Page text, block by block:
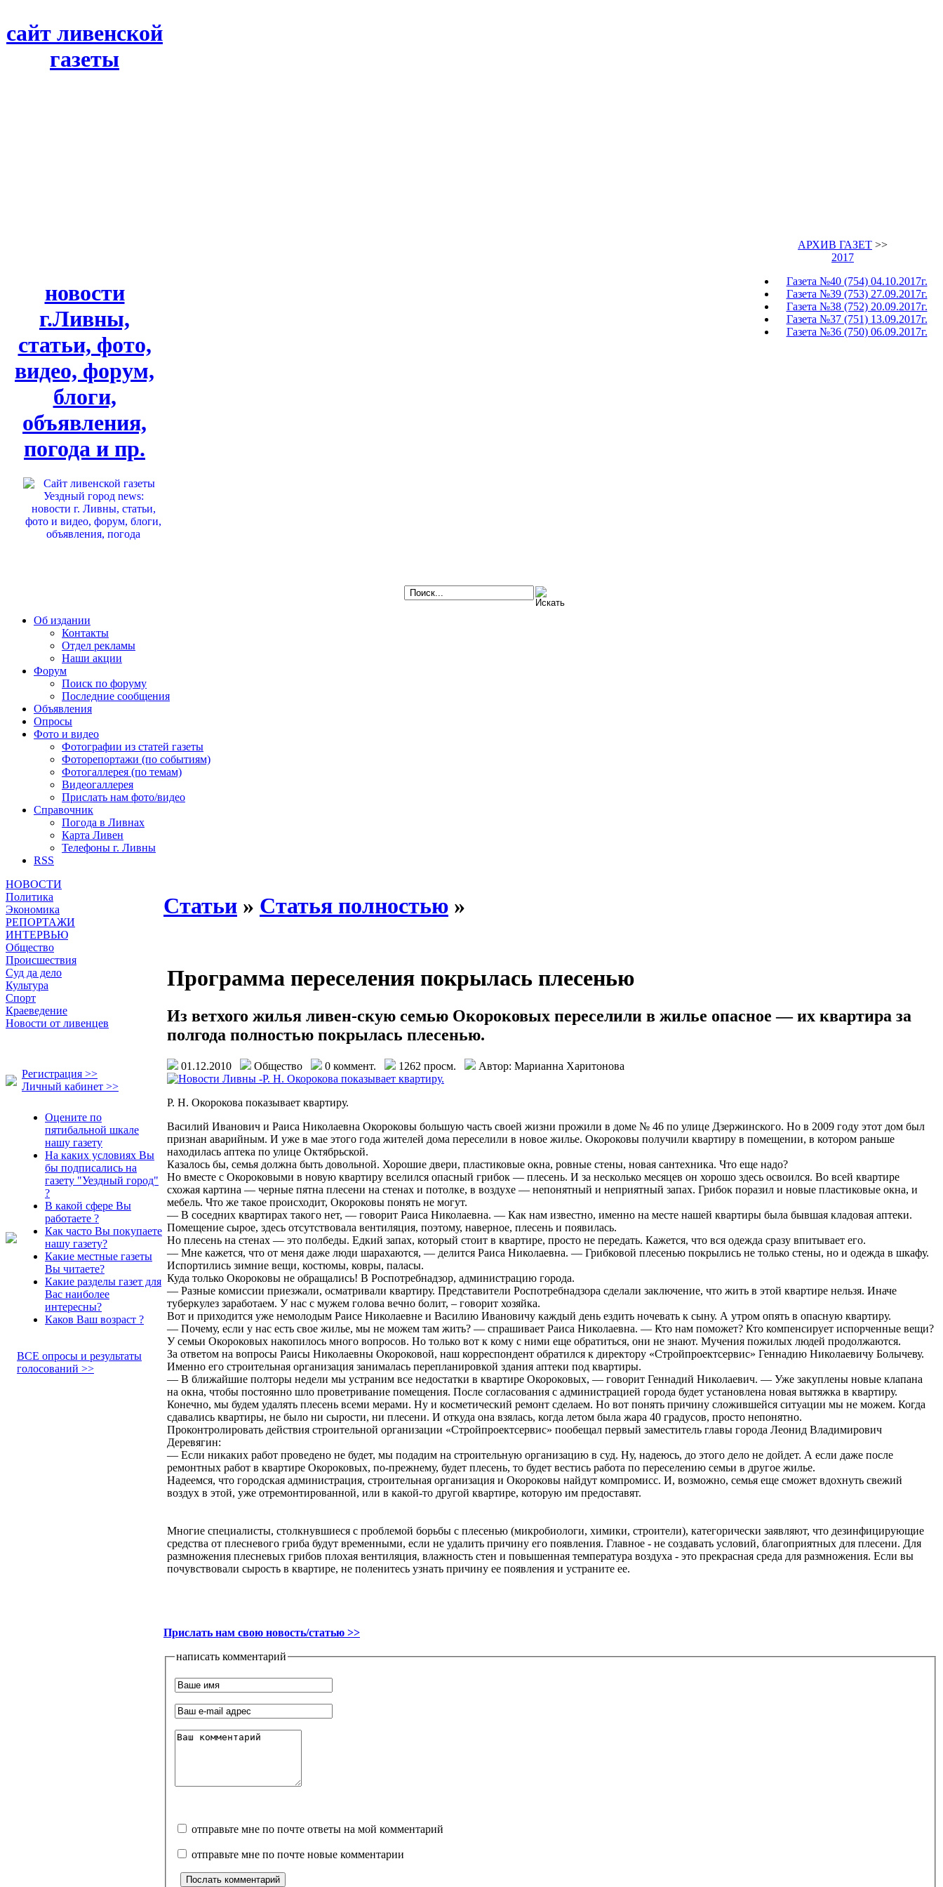
сайт ливенской
газеты
новости
г.Ливны,
статьи, фото,
видео, форум,
блоги,
объявления,
погода и пр.
АРХИВ ГАЗЕТ >>
2017
Газета №40 (754) 04.10.2017г.
Газета №39 (753) 27.09.2017г.
Газета №38 (752) 20.09.2017г.
Газета №37 (751) 13.09.2017г.
Газета №36 (750) 06.09.2017г.
Об издании
Контакты
Отдел рекламы
Наши акции
Форум
Поиск по форуму
Последние сообщения
Объявления
Опросы
Фото и видео
Фотографии из статей газеты
Фоторепортажи (по событиям)
Фотогаллерея (по темам)
Видеогаллерея
Прислать нам фото/видео
Справочник
Погода в Ливнах
Карта Ливен
Телефоны г. Ливны
RSS
НОВОСТИ
Политика
Экономика
РЕПОРТАЖИ
ИНТЕРВЬЮ
Общество
Происшествия
Суд да дело
Культура
Спорт
Краеведение
Новости от ливенцев
Регистрация >>
Личный кабинет >>
Оцените по
пятибальной шкале
нашу газету
На каких условиях Вы
бы подписались на
газету "Уездный город"
?
В какой сфере Вы
работаете ?
Как часто Вы покупаете
нашу газету?
Какие местные газеты
Вы читаете?
Какие разделы газет для
Вас наиболее
интересны?
Каков Ваш возраст ?
ВСЕ опросы и результаты
голосований >>
Статьи » Статья полностью »
Программа переселения покрылась плесенью
Из ветхого жилья ливен-скую семью Окороковых переселили в жилье опасное — их квартира за
полгода полностью покрылась плесенью.
01.12.2010 Общество 0 коммент. 1262 просм. Автор: Марианна Харитонова
Р. Н. Окорокова показывает квартиру.
Василий Иванович и Раиса Николаевна Окороковы большую часть своей жизни прожили в доме № 46 по улице Дзержинского. Но в 2009 году этот дом был
признан аварийным. И уже в мае этого года жителей дома переселили в новое жилье. Окороковы получили квартиру в помещении, в котором раньше
находилась аптека по улице Октябрьской.
Казалось бы, семья должна быть довольной. Хорошие двери, пластиковые окна, ровные стены, новая сантехника. Что еще надо?
Но вместе с Окороковыми в новую квартиру вселился опасный грибок — плесень. И за несколько месяцев он хорошо здесь освоился. Во всей квартире
схожая картина — черные пятна плесени на стенах и потолке, в воздухе — непонятный и неприятный запах. Грибок поразил и новые пластиковые окна, и
мебель. Что же такое происходит, Окороковы понять не могут.
— В соседних квартирах такого нет, — говорит Раиса Николаевна. — Как нам известно, именно на месте нашей квартиры была бывшая кладовая аптеки.
Помещение сырое, здесь отсутствовала вентиляция, поэтому, наверное, плесень и появилась.
Но плесень на стенах — это полбеды. Едкий запах, который стоит в квартире, просто не передать. Кажется, что вся одежда сразу впитывает его.
— Мне кажется, что от меня даже люди шарахаются, — делится Раиса Николаевна. — Грибковой плесенью покрылись не только стены, но и одежда в шкафу.
Испортились зимние вещи, костюмы, ковры, паласы.
Куда только Окороковы не обращались! В Роспотребнадзор, администрацию города.
— Разные комиссии приезжали, осматривали квартиру. Представители Роспотребнадзора сделали заключение, что жить в этой квартире нельзя. Иначе
туберкулез заработаем. У нас с мужем голова вечно болит, – говорит хозяйка.
Вот и приходится уже немолодым Раисе Николаевне и Василию Ивановичу каждый день ездить ночевать к сыну. А утром опять в опасную квартиру.
— Почему, если у нас есть свое жилье, мы не можем там жить? — спрашивает Раиса Николаевна. — Кто нам поможет? Кто компенсирует испорченные вещи?
У семьи Окороковых накопилось много вопросов. Но только вот к кому с ними еще обратиться, они не знают. Мучения пожилых людей продолжаются.
За ответом на вопросы Раисы Николаевны Окороковой, наш корреспондент обратился к директору «Стройпроектсервис» Геннадию Николаевичу Болычеву.
Именно его строительная организация занималась перепланировкой здания аптеки под квартиры.
— В ближайшие полторы недели мы устраним все недостатки в квартире Окороковых, — говорит Геннадий Николаевич. — Уже закуплены новые клапана
на окна, чтобы постоянно шло проветривание помещения. После согласования с администрацией города будет установлена новая вытяжка в квартиру.
Конечно, мы будем удалять плесень всеми мерами. Ну и косметический ремонт сделаем. Но вот понять причину сложившейся ситуации мы не можем. Когда
сдавались квартиры, не было ни сырости, ни плесени. И откуда она взялась, когда летом была жара 40 градусов, просто непонятно.
Проконтролировать действия строительной организации «Стройпроектсервис» пообещал первый заместитель главы города Леонид Владимирович
Деревягин:
— Если никаких работ проведено не будет, мы подадим на строительную организацию в суд. Ну, надеюсь, до этого дело не дойдет. А если даже после
ремонтных работ в квартире Окороковых, по-прежнему, будет плесень, то будет вестись работа по переселению семьи в другое жилье.
Надеемся, что городская администрация, строительная организация и Окороковы найдут компромисс. И, возможно, семья еще сможет вдохнуть свежий
воздух в этой, уже отремонтированной, или в какой-то другой квартире, которую им предоставят.
Многие специалисты, столкнувшиеся с проблемой борьбы с плесенью (микробиологи, химики, строители), категорически заявляют, что дезинфицирующие
средства от плесневого гриба будут временными, если не удалить причину его появления. Главное - не создавать условий, благоприятных для плесени. Для
размножения плесневых грибов плохая вентиляция, влажность стен и повышенная температура воздуха - это прекрасная среда для размножения. Если вы
почувствовали сырость в квартире, не поленитесь узнать причину ее появления и устраните ее.
Прислать нам свою новость/статью >>
написать комментарий
отправьте мне по почте ответы на мой комментарий
отправьте мне по почте новые комментарии